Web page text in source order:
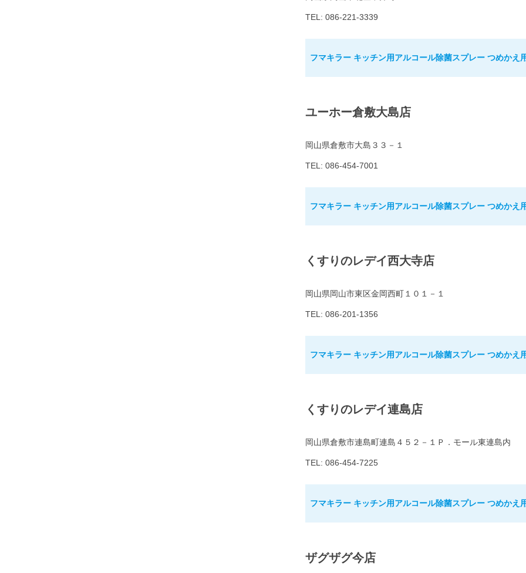
TEL: 086-221-3339
フマキラー キッチン用アルコール除菌スプレー つめかえ
ユーホー倉敷大島店
岡山県倉敷市大島３３－１
TEL: 086-454-7001
フマキラー キッチン用アルコール除菌スプレー つめかえ
くすりのレデイ西大寺店
岡山県岡山市東区金岡西町１０１－１
TEL: 086-201-1356
フマキラー キッチン用アルコール除菌スプレー つめかえ
くすりのレデイ連島店
岡山県倉敷市連島町連島４５２－１Ｐ．モール東連島内
TEL: 086-454-7225
フマキラー キッチン用アルコール除菌スプレー つめかえ
ザグザグ今店